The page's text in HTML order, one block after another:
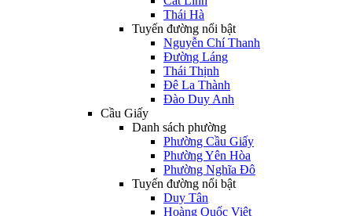
Thái Hà
Tuyến đường nổi bật
Nguyễn Chí Thanh
Đường Láng
Thái Thịnh
Đê La Thành
Đào Duy Anh
Cầu Giấy
Danh sách phường
Phường Cầu Giấy
Phường Yên Hòa
Phường Nghĩa Đô
Tuyến đường nổi bật
Duy Tân
Hoàng Quốc Việt